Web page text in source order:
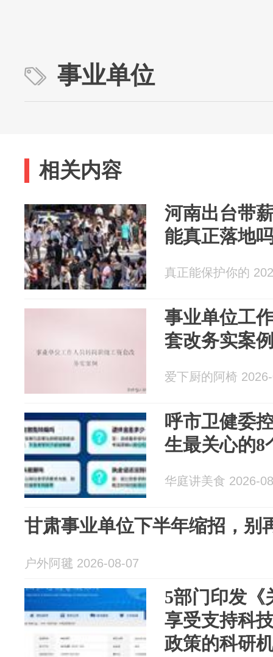
事业单位
相关内容
河南出台带
能真正落地
真正能保护你的
事业单位工
套改务实案
爱下厨的阿椅
呼市卫健委
生最关心的8
华庭讲美食 2026-
甘肃事业单位下半年缩招，别
户外阿毽 2026-08-07
5部门印发《
享受支持科
政策的科研